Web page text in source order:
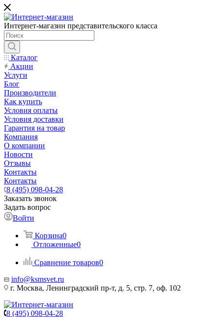
Интернет-магазин представительского класса
Каталог
Акции
Услуги
Блог
Производители
Как купить
Условия оплаты
Условия доставки
Гарантия на товар
Компания
О компании
Новости
Отзывы
Контакты
Контакты
8 (495) 098-04-28
Заказать звонок
Задать вопрос
Войти
Корзина0
Отложенные0
Сравнение товаров0
info@ksmsvet.ru
г. Москва, Ленинградский пр-т, д. 5, стр. 7, оф. 102
8 (495) 098-04-28